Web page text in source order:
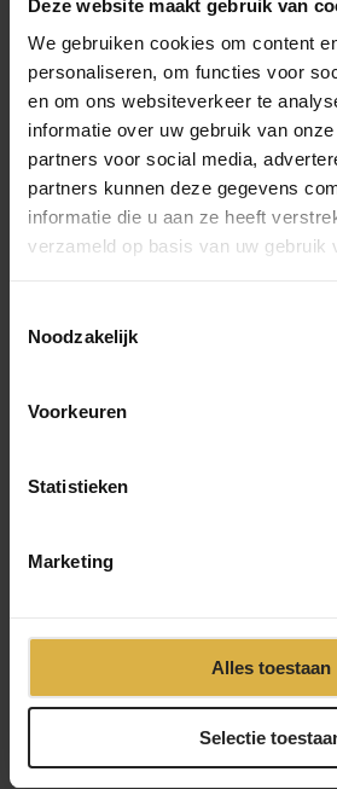
Deze website maakt gebruik van
We gebruiken cookies om content
personaliseren, om functies voor
en om ons websiteverkeer te
informatie over uw gebruik van
partners voor social media,
partners kunnen deze gegevens
informatie die u aan ze heeft
verzameld op basis van uw gebruik
Noodzakelijk
Voorkeuren
Statistieken
Marketing
Alles toestaan
Selectie
Verzendpartner: Levering via
Tracking: Volg je bestelling
trace-code.
Internationale verzending
DPD, UPS of DHL Express)
Retourbeleid: Binnen
retourneren binnen 14 dagen,
staat en verpakking.
Na je online bestelling bij
gekozen producten. Zodra alles
Daarna wordt je bestelling
verzonden. Je ontvangt een track
custom build? Dan houden we je